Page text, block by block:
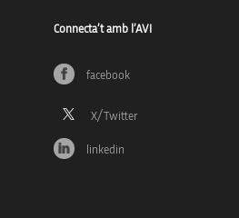
Connecta’t amb l’AVI
facebook
linkedin